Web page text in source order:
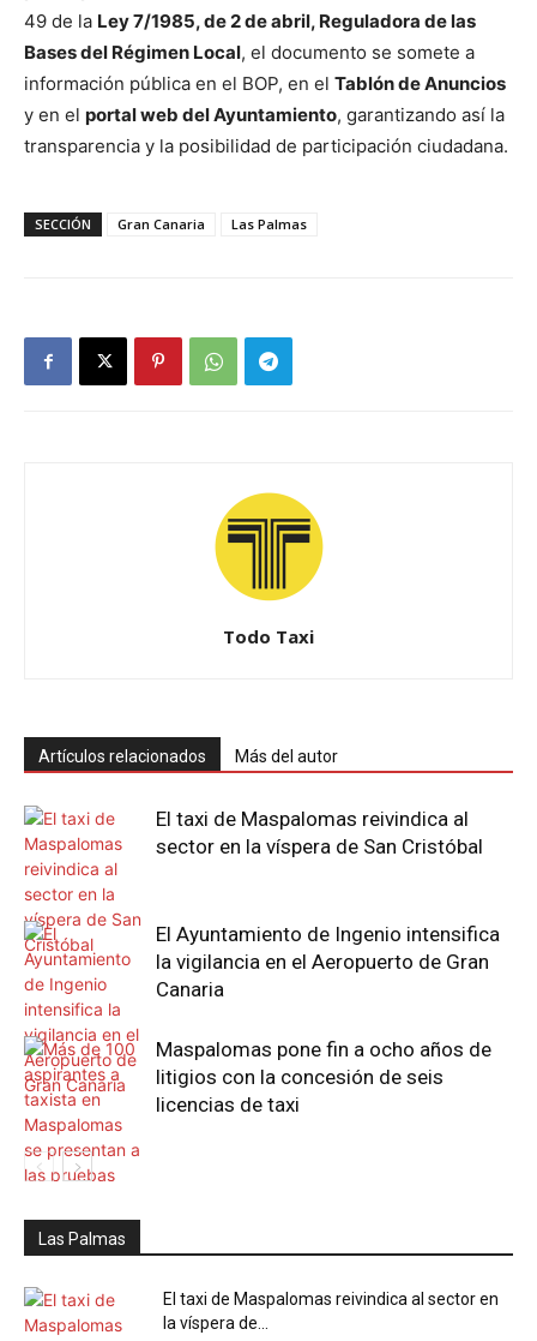
49 de la Ley 7/1985, de 2 de abril, Reguladora de las
Bases del Régimen Local, el documento se somete a
información pública en el BOP, en el Tablón de Anuncios
y en el portal web del Ayuntamiento, garantizando así la
transparencia y la posibilidad de participación ciudadana.
SECCIÓN Gran Canaria Las Palmas
Todo Taxi
Artículos relacionados Más del autor
El taxi de Maspalomas reivindica al
sector en la víspera de San Cristóbal
El Ayuntamiento de Ingenio intensifica
la vigilancia en el Aeropuerto de Gran
Canaria
Maspalomas pone fin a ocho años de
litigios con la concesión de seis
licencias de taxi
Las Palmas
El taxi de Maspalomas reivindica al sector en
la víspera de...